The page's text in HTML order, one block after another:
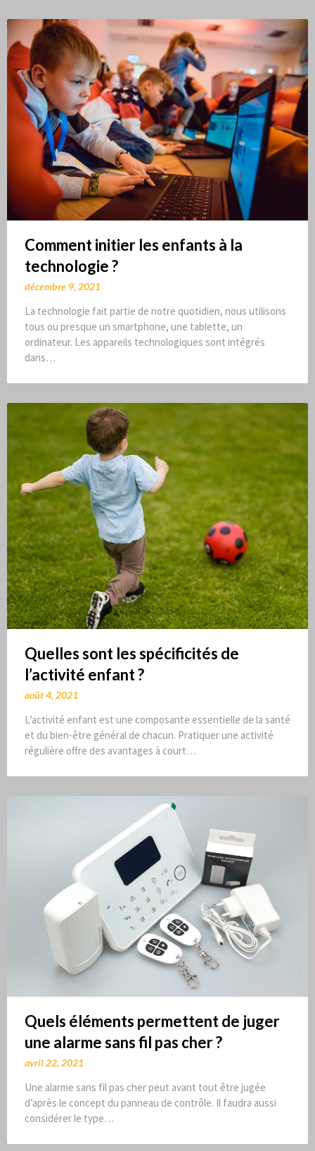
Comment initier les enfants à la
technologie ?
décembre 9, 2021
La technologie fait partie de notre quotidien, nous utilisons
tous ou presque un smartphone, une tablette, un
ordinateur. Les appareils technologiques sont intégrés
dans…
Quelles sont les spécificités de
l’activité enfant ?
août 4, 2021
L’activité enfant est une composante essentielle de la santé
et du bien-être général de chacun. Pratiquer une activité
régulière offre des avantages à court…
Quels éléments permettent de juger
une alarme sans fil pas cher ?
avril 22, 2021
Une alarme sans fil pas cher peut avant tout être jugée
d’après le concept du panneau de contrôle. Il faudra aussi
considérer le type…